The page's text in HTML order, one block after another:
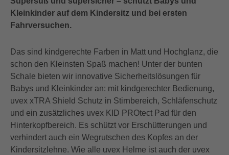
Kleinkinder auf dem Kindersitz und bei ersten
Fahrversuchen.
Das sind kindgerechte Farben in Matt und Hochglanz, die
schon den Kleinsten Spaß machen! Unter der bunten
Schale bieten wir innovative Sicherheitslösungen für
Babys und Kleinkinder an: mit kindgerechter Bedienung,
uvex xTRA Shield Schutz in Stirnbereich, Schläfenschutz
und ein zusätzliches uvex KID PROtect Pad für den
Hinterkopfbereich. Es schützt vor Erschütterungen und
verhindert auch ein Wegrutschen des Kopfes an der
Kindersitzlehne. Wie alle uvex Helme ist auch der uvex